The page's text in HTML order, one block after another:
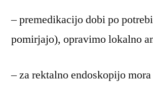
– premedikacijo dobi po
pomirjajo), opravimo lokalno
– za rektalno endoskopijo